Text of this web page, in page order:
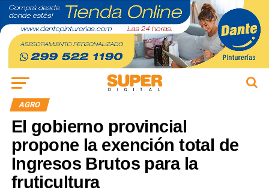
AGRO
El gobierno provincial
propone la exención total de
Ingresos Brutos para la
fruticultura